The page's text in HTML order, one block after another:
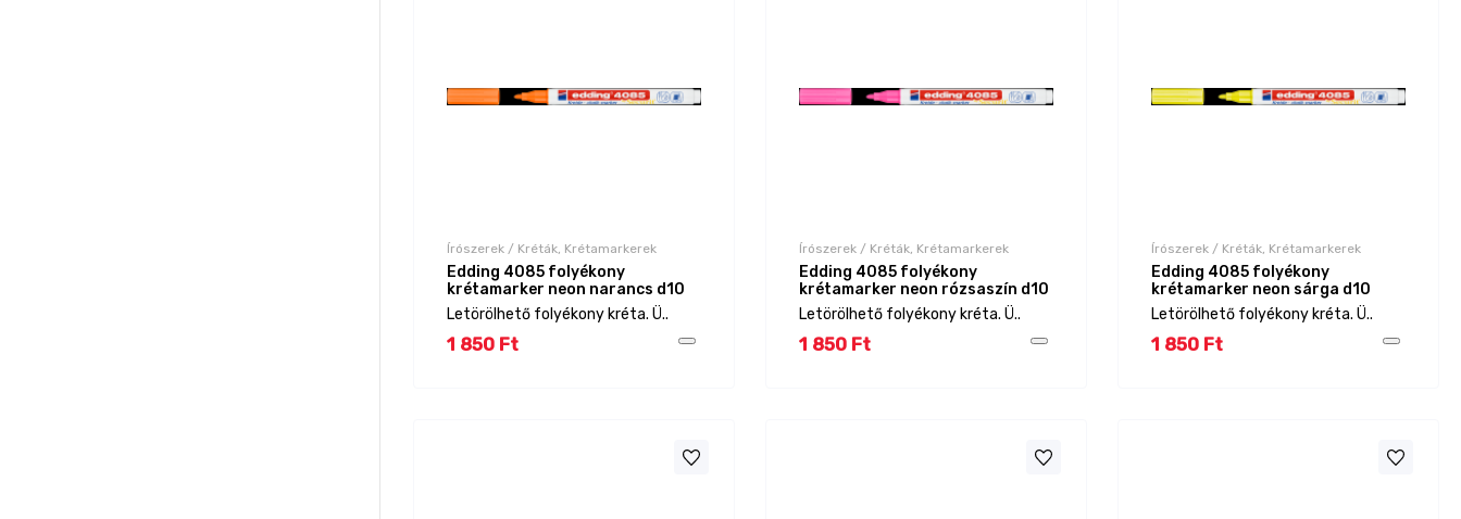
Írószerek / Kréták, Krétamarkerek
Edding 4085 folyékony
krétamarker neon narancs d10
Letörölhető folyékony kréta. Ü..
1 850 Ft
Írószerek / Kréták, Krétamarkerek
Edding 4085 folyékony
krétamarker neon rózsaszín d10
Letörölhető folyékony kréta. Ü..
1 850 Ft
Írószerek / Kréták, Krétamarkerek
Edding 4085 folyékony
krétamarker neon sárga d10
Letörölhető folyékony kréta. Ü..
1 850 Ft